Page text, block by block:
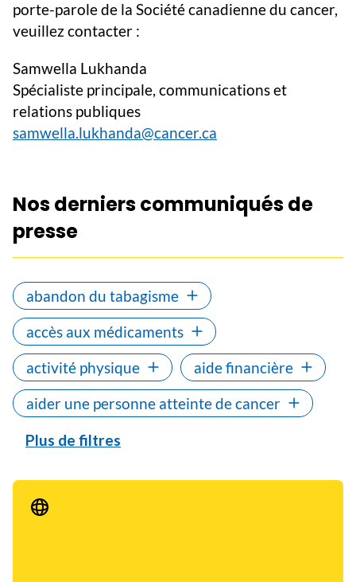
porte-parole de la Société canadienne du cancer,
veuillez contacter :
Samwella Lukhanda
Spécialiste principale, communications et
relations publiques
samwella.lukhanda@cancer.ca
Nos derniers communiqués de
presse
abandon du tabagisme
accès aux médicaments
activité physique
aide financière
aider une personne atteinte de cancer
Plus de filtres
Communiqué de presse